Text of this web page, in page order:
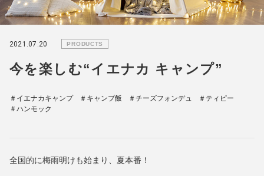
2021.07.20 PRODUCTS
今を楽しむ“イエナカ キャンプ”
＃イエナカキャンプ ＃キャンプ飯 ＃チーズフォンデュ
＃ティピー
＃ハンモック
全国的に梅雨明けも始まり、夏本番！